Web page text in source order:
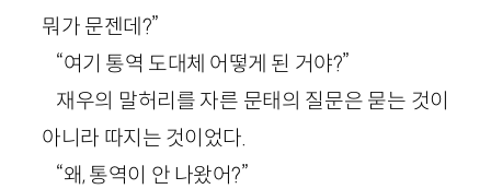
뭐가 문젠데?”
“여기 통역 도대체 어떻게 된 거야?”
재우의 말허리를 자른 문태의 질문은 묻는 것이
아니라 따지는 것이었다.
“왜, 통역이 안 나왔어?”